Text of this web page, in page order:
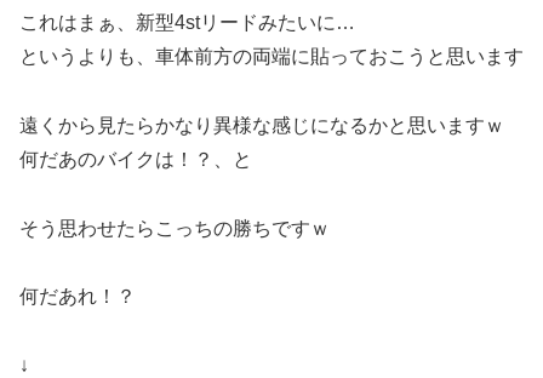
これはまぁ、新型4stリードみたいに…
というよりも、車体前方の両端に貼っておこうと思います
遠くから見たらかなり異様な感じになるかと思いますｗ
何だあのバイクは！？、と
そう思わせたらこっちの勝ちですｗ
何だあれ！？
↓